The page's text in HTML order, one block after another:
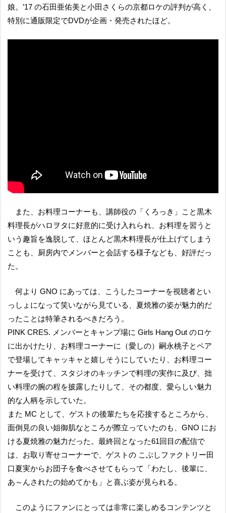
娘。’17 の石田亜佑美と小田さくらの京都ロケの評判が高く、
特別に通販限定でDVDが企画・発売されたほど。
また、お料理コーナーも、講師役の「くろっき」こと黒木
料理長がハロヲタに好意的に受け入れられ、お料理を習うと
いう趣旨を逸脱して、ほとんど黒木料理長が仕上げてしまう
ことも、厨房内でメンバーと会話する様子なども、好評だっ
た。
何より GNO にあっては、こうしたコーナーを視聴者とい
っしょになって笑いながら見ている、夏焼雅の姿が魅力的だ
ったことは特筆されるべきだろう。
PINK CRES. メンバーとキャンプ場に Girls Hang Out のロケ
に出かけたり、お料理コーナーに（愛しの）嗣永桃子とペア
で登場してキャッキャと嬉しそうにしていたり、お料理コー
ナーを受けて、スタジオのキッチンで料理の実作に及び、拙
い料理の腕の程を披露したりして、その都度、愛らしい魅力
的な人柄を示していた。
また MC として、ゲストの後輩たちを応接するところから、
面倒見の良い姐御肌なところが際立っていたのも、GNO にお
ける夏焼雅の魅力だった。最終回となった61回目の配信で
は、お取り寄せコーナーで、ゲストの こぶしファクトリー田
口夏実からお団子を食べさせてもらって「わたし、後輩に、
あ～んされたの始めてかも」と喜ぶ姿が見られる。
このようにファンにとっては非常に楽しめるコンテンツと